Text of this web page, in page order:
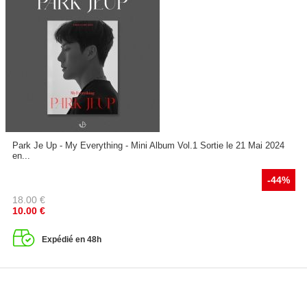
Park Je Up - My Everything - Mini Album Vol.1 Sortie le 21 Mai 2024
en...
-44%
18.00 €
10.00 €
Expédié en 48h